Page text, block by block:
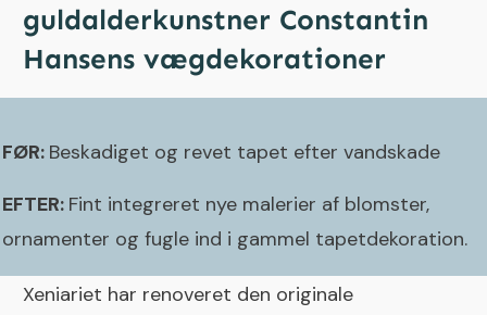
guldalderkunstner Constantin
Hansens vægdekorationer
FØR: Beskadiget og revet tapet efter vandskade
EFTER: Fint integreret nye malerier af blomster,
ornamenter og fugle ind i gammel tapetdekoration.
Xeniariet har renoveret den originale